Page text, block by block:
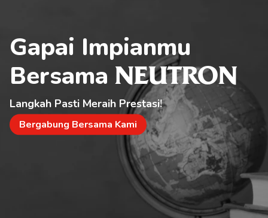
Gapai Impianmu
Bersama NEUTRON
Langkah Pasti Meraih Prestasi!
Bergabung Bersama Kami